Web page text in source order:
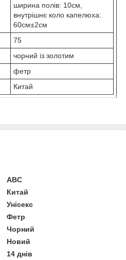
ширина полів: 10см,
внутрішнє коло капелюха:
60см±2см
75
чорний із золотим
фетр
Китай
ABC
Китай
Унісекс
Фетр
Чорний
Новий
14 днів